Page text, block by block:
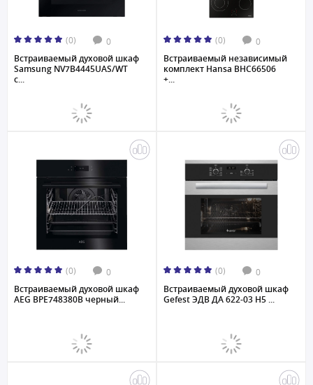
(0) 0
Встраиваемый духовой шкаф
Samsung NV7B4445UAS/WT
с...
(0) 0
Встраиваемый независимый
комплект Hansa BHC66506
+...
(0) 0
Встраиваемый духовой шкаф
AEG BPE748380B черный...
(0) 0
Встраиваемый духовой шкаф
Gefest ЭДВ ДА 622-03 H5 ...